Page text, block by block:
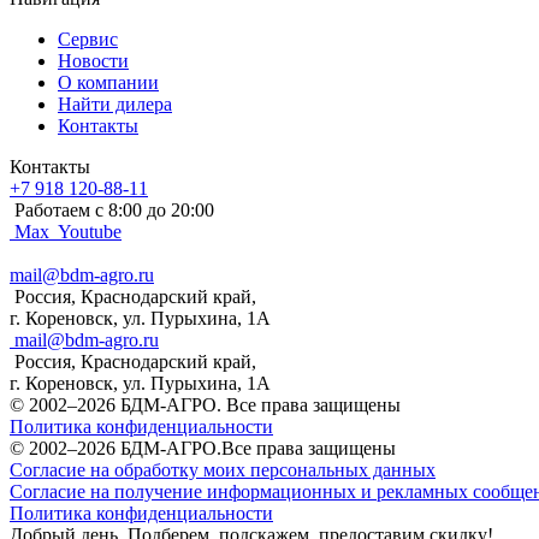
Сервис
Новости
О компании
Найти дилера
Контакты
Контакты
+7 918 120-88-11
Работаем c 8:00 до 20:00
Max Youtube
mail@bdm-agro.ru
Россия, Краснодарский край,
г. Кореновск, ул. Пурыхина, 1А
mail@bdm-agro.ru
Россия, Краснодарский край,
г. Кореновск, ул. Пурыхина, 1А
© 2002–2026 БДМ-АГРО. Все права защищены
Политика конфиденциальности
© 2002–2026 БДМ-АГРО.Все права защищены
Согласие на обработку моих персональных данных
Согласие на получение информационных и рекламных
Политика конфиденциальности